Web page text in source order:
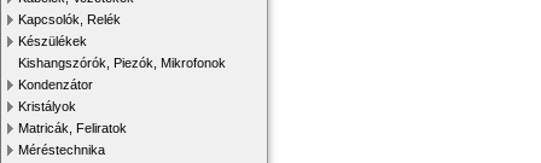
Kapcsolók, Relék
Készülékek
Kishangszórók, Piezók, Mikrofonok
Kondenzátor
Kristályok
Matricák, Feliratok
Méréstechnika